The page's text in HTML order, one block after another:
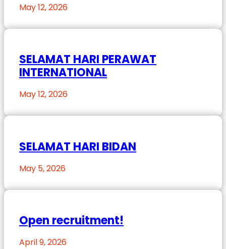
May 12, 2026
SELAMAT HARI PERAWAT
INTERNATIONAL
May 12, 2026
SELAMAT HARI BIDAN
May 5, 2026
Open recruitment!
April 9, 2026